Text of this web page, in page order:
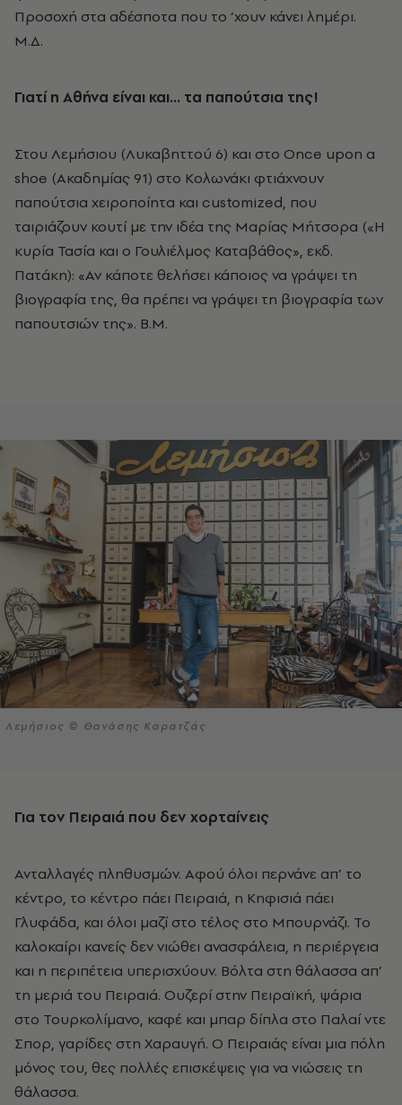
Προσοχή στα αδέσποτα που το ’χουν κάνει λημέρι.
M.Δ.
Γιατί η Αθήνα είναι και… τα παπούτσια της!
Στου Λεμήσιου (Λυκαβηττού 6) και στο Once upon a
shoe (Ακαδημίας 91) στο Κολωνάκι φτιάχνουν
παπούτσια χειροποίητα και customized, που
ταιριάζουν κουτί με την ιδέα της Μαρίας Μήτσορα («Η
κυρία Τασία και ο Γουλιέλμος Καταβάθος», εκδ.
Πατάκη): «Αν κάποτε θελήσει κάποιος να γράψει τη
βιογραφία της, θα πρέπει να γράψει τη βιογραφία των
παπουτσιών της». Β.Μ.
Λεμήσιος © Θανάσης Καρατζάς
Για τον Πειραιά που δεν χορταίνεις
Ανταλλαγές πληθυσμών. Αφού όλοι περνάνε απ’ το
κέντρο, το κέντρο πάει Πειραιά, η Κηφισιά πάει
Γλυφάδα, και όλοι μαζί στο τέλος στο Μπουρνάζι. Το
καλοκαίρι κανείς δεν νιώθει ανασφάλεια, η περιέργεια
και η περιπέτεια υπερισχύουν. Βόλτα στη θάλασσα απ’
τη μεριά του Πειραιά. Ουζερί στην Πειραϊκή, ψάρια
στο Τουρκολίμανο, καφέ και μπαρ δίπλα στο Παλαί ντε
Σπορ, γαρίδες στη Χαραυγή. Ο Πειραιάς είναι μια πόλη
μόνος του, θες πολλές επισκέψεις για να νιώσεις τη
θάλασσα.